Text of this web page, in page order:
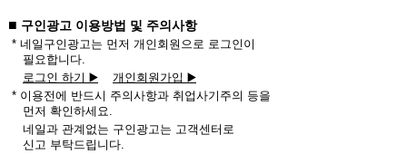
■ 구인광고 이용방법 및 주의사항
* 네일구인광고는 먼저 개인회원으로 로그인이
필요합니다.
로그인 하기 ▶️
개인회원가입 ▶️
* 이용전에 반드시 주의사항과 취업사기주의 등을
먼저 확인하세요.
네일과 관계없는 구인광고는 고객센터로
신고 부탁드립니다.